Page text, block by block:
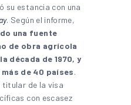
su estancia con una
. Según el informe,
una fuente
de obra agrícola
década de 1970, y
de 40 países.
titular de la visa
con escasez